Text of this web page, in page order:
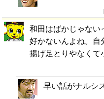
和田はばかじゃない
好かないんよね。自
揚げ足とりやなくて
早い話がナルシ